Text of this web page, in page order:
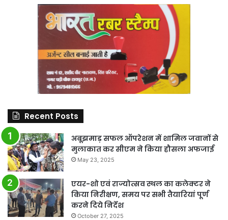
Recent Posts
अबूझमाड़ सफल ऑपरेशन में शामिल जवानों से
मुलाकात कर सीएम ने किया हौसला अफजाई
May 23, 2025
एयर-शो एवं राज्योत्सव स्थल का कलेक्टर ने
किया निरीक्षण, समय पर सभी तैयारियां पूर्ण
करने दिये निर्देश
October 27, 2025